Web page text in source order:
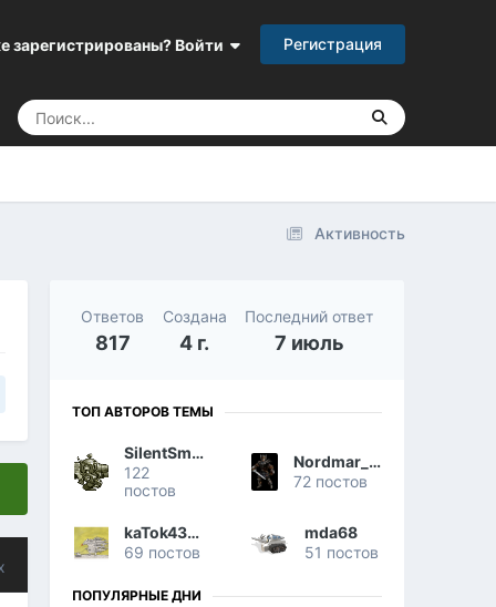
зарегистрированы? Войти Регистрация
Активность
Ответов
817
Создана
4 г.
Последний ответ
7 июль
ТОП АВТОРОВ ТЕМЫ
SilentSmart
122
постов
Nordmar_Hunter
72 постов
kaTok43rus
69 постов
mda68
51 постов
ПОПУЛЯРНЫЕ ДНИ